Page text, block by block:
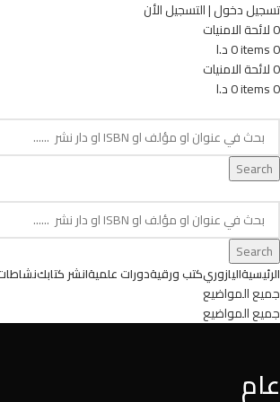
تسجيل دخول | التسجيل الأن
0لائحة الامنيات
0
items
0د.ا
0لائحة الامنيات
0
items
0د.ا
Search
Search
الرئيسيةاليازوريكتب ورقيةدورات علميةانشر كتابك
جميع المواضيع
جميع المواضيع
عام